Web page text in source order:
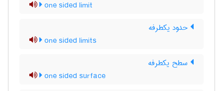
one sided limit
حدود یکطرفه
one sided limits
سطح یکطرفه
one sided surface